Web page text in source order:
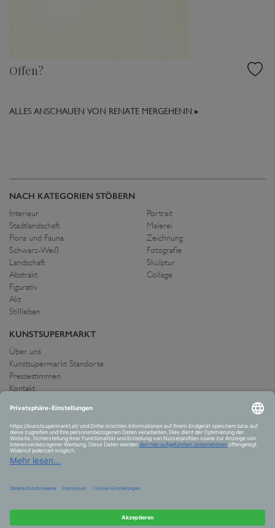
Offen?
ALLES ANSCHAUEN VON RENATE MERGEHENN ▸
NACH KATEGORIEN STÖBERN
Interieur
Stadtlandschaft
Flora und Fauna
Schwarz-Weiß
Landschaft
Abstrakt
Figurativ
Akt
Stillleben
Portrait
Malerei
Zeichnung
Fotografie
Skulptur
Collage
KUNSTSUPERMARKT
Über uns
Kunstsupermarkt Standorte
Pressestimmen
Kontakt
IMPRESSUM UND AGB
Allgemeine Geschäftsbedingungen
Widerrufsrecht
Datenschutzerklärung
Allgemeine Geschäftsbedingungen
Versand und Zahlung